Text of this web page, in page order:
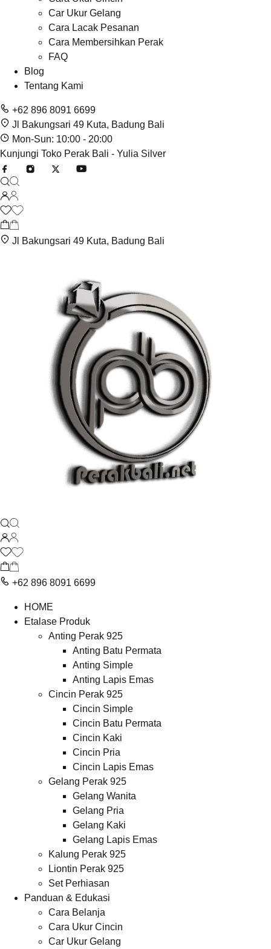
Car Ukur Gelang
Cara Lacak Pesanan
Cara Membersihkan Perak
FAQ
Blog
Tentang Kami
+62 896 8091 6699
Jl Bakungsari 49 Kuta, Badung Bali
Mon-Sun: 10:00 - 20:00
Kunjungi Toko Perak Bali - Yulia Silver
Jl Bakungsari 49 Kuta, Badung Bali
+62 896 8091 6699
HOME
Etalase Produk
Anting Perak 925
Anting Batu Permata
Anting Simple
Anting Lapis Emas
Cincin Perak 925
Cincin Simple
Cincin Batu Permata
Cincin Kaki
Cincin Pria
Cincin Lapis Emas
Gelang Perak 925
Gelang Wanita
Gelang Pria
Gelang Kaki
Gelang Lapis Emas
Kalung Perak 925
Liontin Perak 925
Set Perhiasan
Panduan & Edukasi
Cara Belanja
Cara Ukur Cincin
Car Ukur Gelang